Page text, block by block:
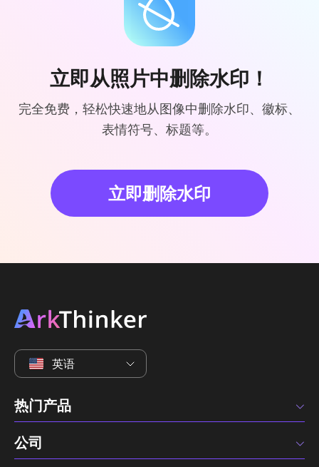
立即从照片中删除水印！
完全免费，轻松快速地从图像中删除水印、徽标、
表情符号、标题等。
立即删除水印
英语
热门产品
公司